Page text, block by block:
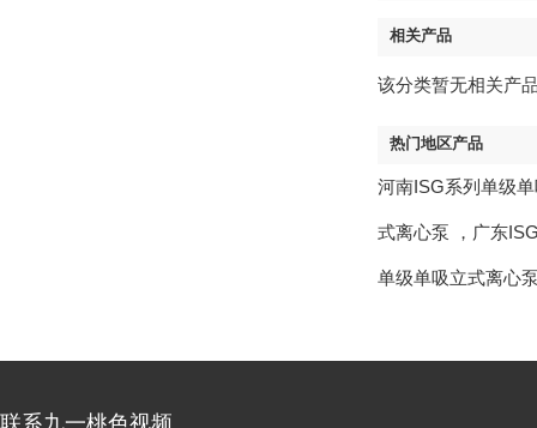
相关产品
该分类暂无相关产
热门地区产品
河南ISG系列单级
式离心泵 ， 广东
单级单吸立式离心
联系九一桃色视频